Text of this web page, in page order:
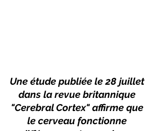
Une étude publiée le 28 juillet
dans la revue britannique
"Cerebral Cortex" affirme que
le cerveau fonctionne